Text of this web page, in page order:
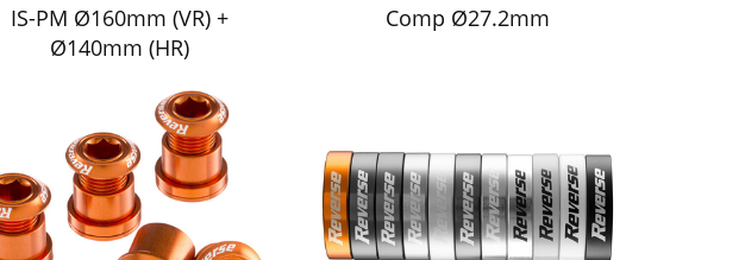
IS-PM Ø160mm (VR) +
Ø140mm (HR)
Comp Ø27.2mm